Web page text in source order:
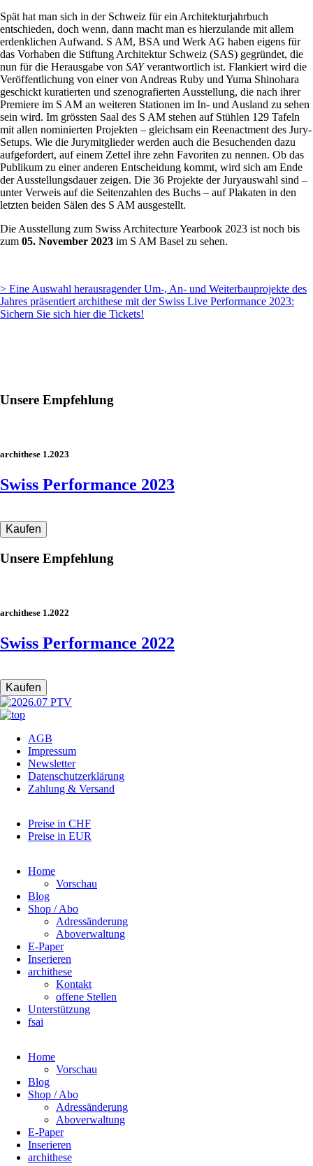
Spät hat man sich in der Schweiz für ein Architekturjahrbuch
entschieden, doch wenn, dann macht man es hierzulande mit allem
erdenklichen Aufwand. S AM, BSA und Werk AG haben eigens für
das Vorhaben die Stiftung Architektur Schweiz (SAS) gegründet, die
nun für die Herausgabe von SAYverantwortlich ist. Flankiert wird die
Veröffentlichung von einer von Andreas Ruby und Yuma Shinohara
geschickt kuratierten und szenografierten Ausstellung, die nach ihrer
Premiere im S AM an weiteren Stationen im In- und Ausland zu sehen
sein wird. Im grössten Saal des S AM stehen auf Stühlen 129 Tafeln
mit allen nominierten Projekten – gleichsam ein Reenactment des Jury-
Setups. Wie die Jurymitglieder werden auch die Besuchenden dazu
aufgefordert, auf einem Zettel ihre zehn Favoriten zu nennen. Ob das
Publikum zu einer anderen Entscheidung kommt, wird sich am Ende
der Ausstellungsdauer zeigen. Die 36 Projekte der Juryauswahl sind –
unter Verweis auf die Seitenzahlen des Buchs – auf Plakaten in den
letzten beiden Sälen des S AM ausgestellt.
Die Ausstellung zum Swiss Architecture Yearbook 2023 ist noch bis
zum 05. November 2023 im S AM Basel zu sehen.
> Eine Auswahl herausragender Um-, An- und Weiterbauprojekte des
Jahres präsentiert archithese mit der Swiss Live Performance 2023:
Sichern Sie sich hier die Tickets!
Unsere Empfehlung
archithese 1.2023
Swiss Performance 2023
Unsere Empfehlung
archithese 1.2022
Swiss Performance 2022
überspringen
AGB
Impressum
Newsletter
Datenschutzerklärung
Zahlung & Versand
Preise in CHF
Preise in EUR
überspringen
Home
Vorschau
Blog
Shop / Abo
Adressänderung
Aboverwaltung
E-Paper
Inserieren
archithese
Kontakt
offene Stellen
Unterstützung
fsai
Home
Vorschau
Blog
Shop / Abo
Adressänderung
Aboverwaltung
E-Paper
Inserieren
archithese